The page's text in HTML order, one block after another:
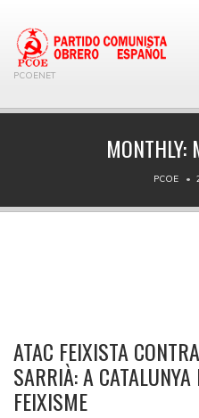
PCOENET
MONTHLY:
PCOE
ATAC FEIXISTA
SARRIÀ: A
FEIXISME